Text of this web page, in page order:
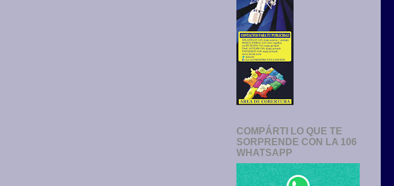
COMPÁRTI LO QUE TE
SORPRENDE CON LA 106
WHATSAPP